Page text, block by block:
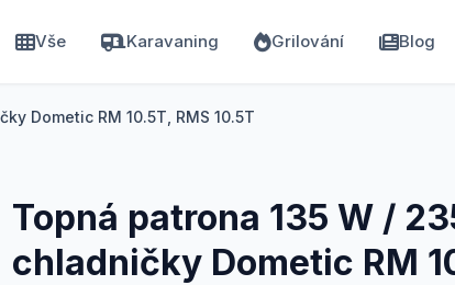
Vše Karavaning Grilování Blog
Dometic RM 10.5T, RMS 10.5T
Topná patrona 135 W /
chladničky Dometic RM